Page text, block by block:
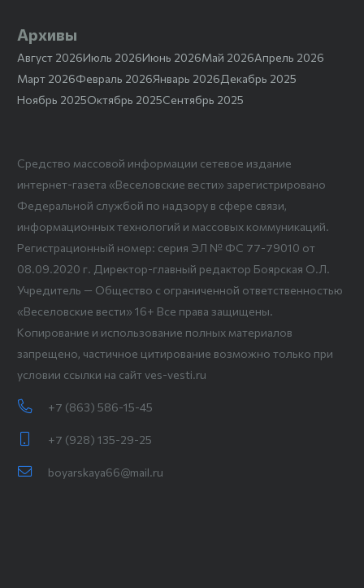
Архивы
Август 2026Июль 2026Июнь 2026Май 2026Апрель 2026
Март 2026Февраль 2026Январь 2026Декабрь 2025
Ноябрь 2025Октябрь 2025Сентябрь 2025
Средство массовой информации сетевое издание
интернет-газета «Веселовские вести» зарегистрировано
Федеральной службой по надзору в сфере связи,
информационных технологий и массовых коммуникаций.
Регистрационный номер: серия ЭЛ № ФС 77-79010 от
08.09.2020 г. Директор-главный редактор Боярская О.Л.
Учредитель — Общество с ограниченной ответственностью
«Веселовские вести» 16+ Все права защищены.
Копирование и использование полных материалов
запрещено, частичное цитирование возможно только при
условии ссылки на сайт ves-vesti.ru
+7 (863) 586-15-45
+7 (928) 135-29-25
boyarskaya66@mail.ru